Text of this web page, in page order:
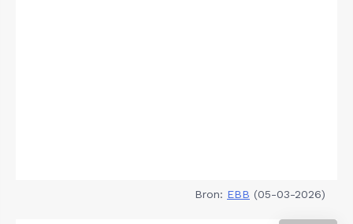
Bron: EBB (05-03-2026)